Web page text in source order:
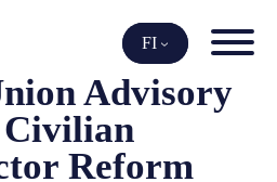
FI
Advisory
Reform